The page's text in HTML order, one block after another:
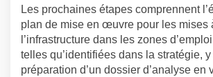
Les prochaines étapes comprennent
plan de mise en œuvre pour les mises
l’infrastructure dans les zones
telles qu’identifiées dans la stratégie,
préparation d’un dossier d’analyse en